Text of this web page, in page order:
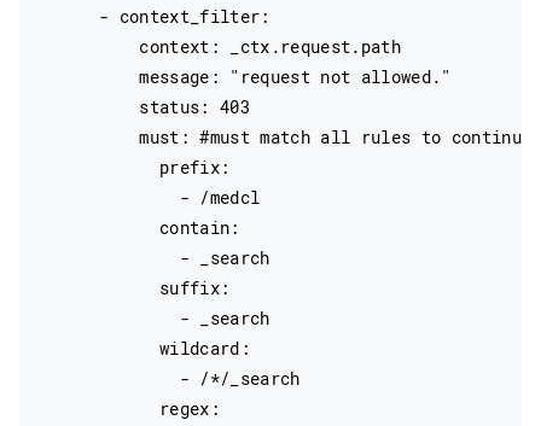
      - context_filter:
          context: _ctx.request.path
          message: "request not allowed."
          status: 403
          must: #must match all rules to continue
            prefix:
              - /medcl
            contain:
              - _search
            suffix:
              - _search
            wildcard:
              - /*/_search
            regex: